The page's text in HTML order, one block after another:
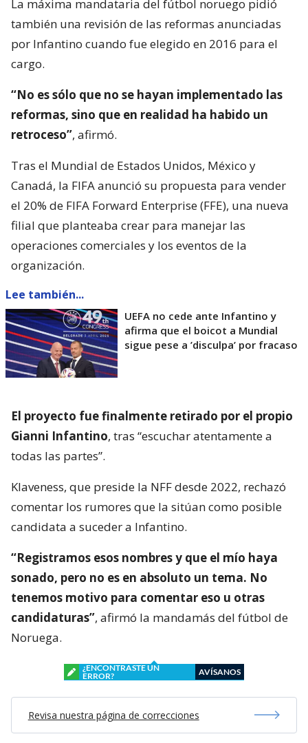
La máxima mandataria del fútbol noruego pidió
también una revisión de las reformas anunciadas
por Infantino cuando fue elegido en 2016 para el
cargo.
“No es sólo que no se hayan implementado las
reformas, sino que en realidad ha habido un
retroceso”, afirmó.
Tras el Mundial de Estados Unidos, México y
Canadá, la FIFA anunció su propuesta para vender
el 20% de FIFA Forward Enterprise (FFE), una nueva
filial que planteaba crear para manejar las
operaciones comerciales y los eventos de la
organización.
Lee también...
UEFA no cede ante Infantino y
afirma que el boicot a Mundial
sigue pese a ’disculpa’ por fracaso
El proyecto fue finalmente retirado por el propio
Gianni Infantino, tras “escuchar atentamente a
todas las partes”.
Klaveness, que preside la NFF desde 2022, rechazó
comentar los rumores que la sitúan como posible
candidata a suceder a Infantino.
“Registramos esos nombres y que el mío haya
sonado, pero no es en absoluto un tema. No
tenemos motivo para comentar eso u otras
candidaturas”, afirmó la mandamás del fútbol de
Noruega.
¿ENCONTRASTE UN
ERROR?
AVÍSANOS
Revisa nuestra página de correcciones